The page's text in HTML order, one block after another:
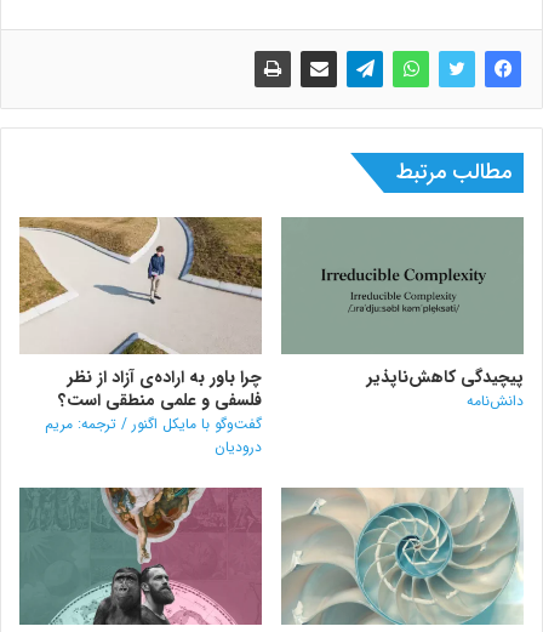
مطالب مرتبط
پیچیدگی کاهش‌ناپذیر
دانش‌نامه
چرا باور به اراده‌ی آزاد از نظر
فلسفی و علمی منطقی است؟
گفت‌وگو با مایکل اگنور / ترجمه: مریم
درودیان